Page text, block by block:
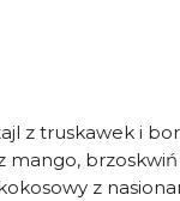
z truskawek i
mango,
z